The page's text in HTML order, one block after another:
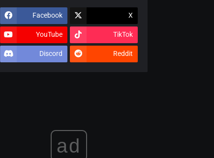
Facebook X
YouTube TikTok
Discord Reddit
ad